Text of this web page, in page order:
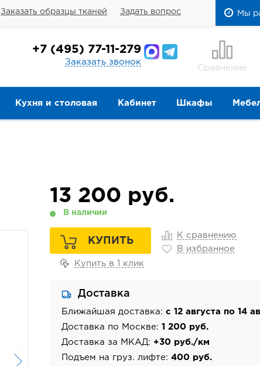
Заказать образцы тканей Задать вопрос Мы
+7 (495) 77-11-279
Заказать звонок
Сравнение
Кухня и столовая Кабинет Шкафы
13 200 руб.
В наличии
КУПИТЬ
К сравнению
В избранное
Купить в 1 клик
Доставка
Ближайшая доставка: с 12 августа по 14
Доставка по Москве: 1 200 руб.
Доставка за МКАД: +30 руб./км
Подъем на груз. лифте: 400 руб.